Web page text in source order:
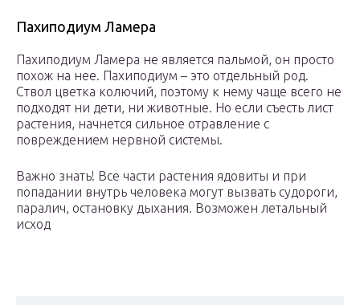
Пахиподиум Ламера
Пахиподиум Ламера не является пальмой, он просто
похож на нее. Пахиподиум – это отдельный род.
Ствол цветка колючий, поэтому к нему чаще всего не
подходят ни дети, ни животные. Но если съесть лист
растения, начнется сильное отравление с
повреждением нервной системы.
Важно знать! Все части растения ядовиты и при
попадании внутрь человека могут вызвать судороги,
паралич, остановку дыхания. Возможен летальный
исход